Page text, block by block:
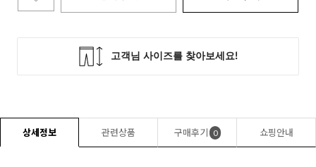
상세정보 관련상품 구매후기 0 쇼핑안내